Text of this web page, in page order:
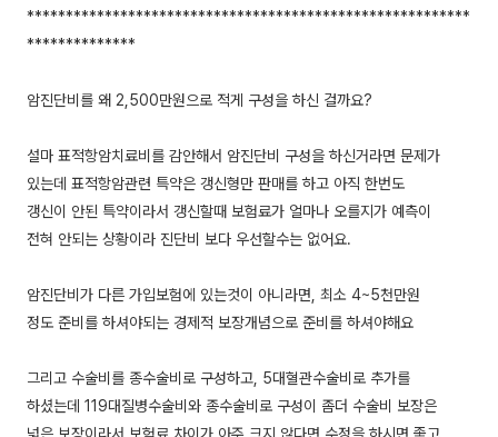
*********************************************************
**************
암진단비를 왜 2,500만원으로 적게 구성을 하신 걸까요?
설마 표적항암치료비를 감안해서 암진단비 구성을 하신거라면 문제가
있는데 표적항암관련 특약은 갱신형만 판매를 하고 아직 한번도
갱신이 안된 특약이라서 갱신할때 보험료가 얼마나 오를지가 예측이
전혀 안되는 상황이라 진단비 보다 우선할수는 없어요.
암진단비가 다른 가입보험에 있는것이 아니라면, 최소 4~5천만원
정도 준비를 하셔야되는 경제적 보장개념으로 준비를 하셔야해요
그리고 수술비를 종수술비로 구성하고, 5대혈관수술비로 추가를
하셨는데 119대질병수술비와 종수술비로 구성이 좀더 수술비 보장은